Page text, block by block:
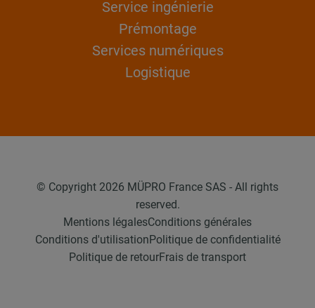
Service ingénierie
Prémontage
Services numériques
Logistique
© Copyright 2026 MÜPRO France SAS - All rights
reserved.
Mentions légalesConditions générales
Conditions d'utilisationPolitique de confidentialité
Politique de retourFrais de transport